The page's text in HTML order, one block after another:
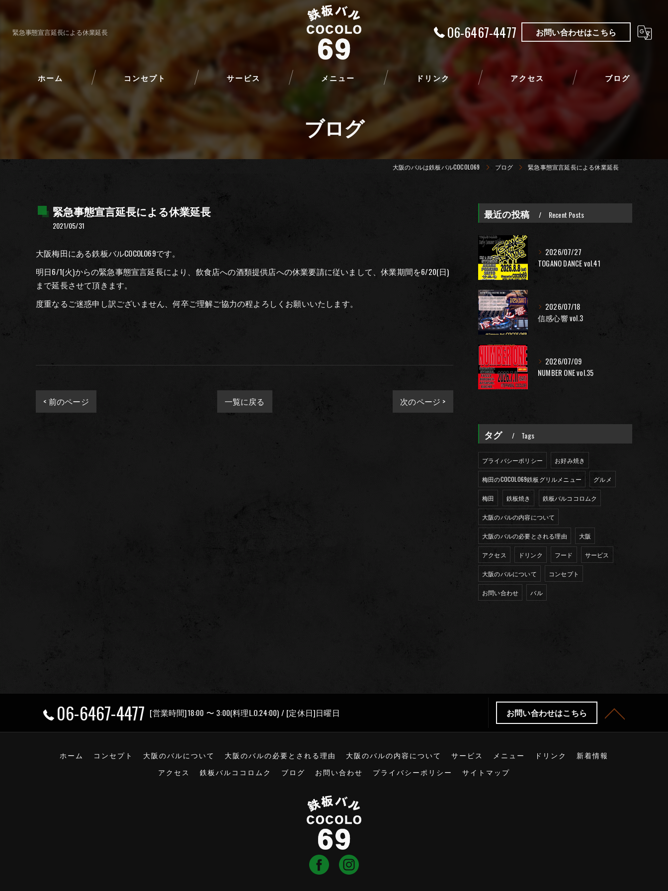
緊急事態宣言延長による休業延長 06-6467-4477 お問い合わせはこちら
ホーム コンセプト サービス メニュー ドリンク アクセス ブログ
ブログ
大阪のバルは鉄板バルCOCOLO69 ブログ 緊急事態宣言延長による休業延長
緊急事態宣言延長による休業延長
2021/05/31
大阪梅田にある鉄板バルCOCOLO69です。
明日6/1(火)からの緊急事態宣言延長により、飲食店への酒類提供店への休業要請に従いまして、休業期間を6/20(日)
まで延長させて頂きます。
度重なるご迷惑申し訳ございません、何卒ご理解ご協力の程よろしくお願いいたします。
< 前のページ 一覧に戻る 次のページ >
最近の投稿 Recent Posts
2026/07/27
TOGANO DANCE vol.41
2026/07/18
信感心響 vol.3
2026/07/09
NUMBER ONE vol.35
タグ Tags
プライバシーポリシー お好み焼き
梅田のCOCOLO69鉄板グリルメニュー グルメ
梅田 鉄板焼き 鉄板バルココロムク
大阪のバルの内容について
大阪のバルの必要とされる理由 大阪
アクセス ドリンク フード サービス
大阪のバルについて コンセプト
お問い合わせ バル
06-6467-4477 [営業時間]18:00 〜 3:00(料理L.O.24:00) / [定休日]日曜日 お問い合わせはこちら
ホーム コンセプト 大阪のバルについて 大阪のバルの必要とされる理由 大阪のバルの内容について サービス メニュー ドリンク
新着情報
アクセス
鉄板バルココロムク ブログ お問い合わせ プライバシーポリシー サイトマップ